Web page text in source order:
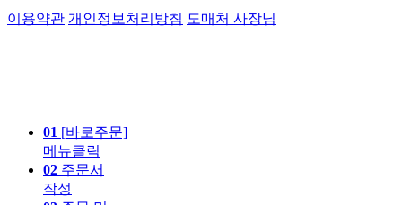
이용약관 개인정보처리방침 도매처 사장님
01 [바로주문]
메뉴클릭
02 주문서
작성